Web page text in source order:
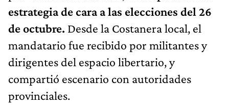
estrategia de cara a las elecciones del 26
de octubre. Desde la Costanera local, el
mandatario fue recibido por militantes y
dirigentes del espacio libertario, y
compartió escenario con autoridades
provinciales.